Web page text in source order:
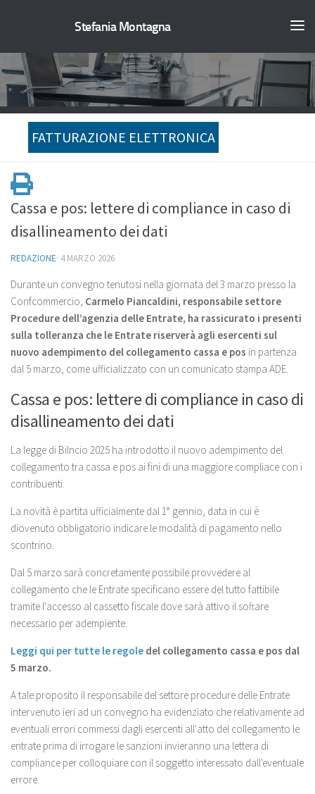
Stefania Montagna
FATTURAZIONE ELETTRONICA
Cassa e pos: lettere di compliance in caso di
disallineamento dei dati
REDAZIONE· 4 MARZO 2026
Durante un convegno tenutosi nella giornata del 3 marzo presso la
Confcommercio, Carmelo Piancaldini, responsabile settore
Procedure dell’agenzia delle Entrate, ha rassicurato i presenti
sulla tolleranza che le Entrate riserverà agli esercenti sul
nuovo adempimento del collegamento cassa e pos in partenza
dal 5 marzo, come ufficializzato con un comunicato stampa ADE.
Cassa e pos: lettere di compliance in caso di
disallineamento dei dati
La legge di Bilncio 2025 ha introdotto il nuovo adempimento del
collegamento tra cassa e pos ai fini di una maggiore compliace con i
contribuenti.
La novità è partita ufficialmente dal 1° gennio, data in cui è
diovenuto obbligatorio indicare le modalità di pagamento nello
scontrino.
Dal 5 marzo sarà concretamente possibile provvedere al
collegamento che le Entrate specificano essere del tutto fattibile
tramite l'accesso al cassetto fiscale dove sarà attivo il softare
necessario per adempiente.
Leggi qui per tutte le regole del collegamento cassa e pos dal
5 marzo.
A tale proposito il responsabile del settore procedure delle Entrate
intervenuto ieri ad un convegno ha evidenziato che relativamente ad
eventuali errori commessi dagli esercenti all'atto del collegamento le
entrate prima di irrogare le sanzioni invieranno una lettera di
compliance per colloquiare con il soggetto interessato dall'eventuale
errore.